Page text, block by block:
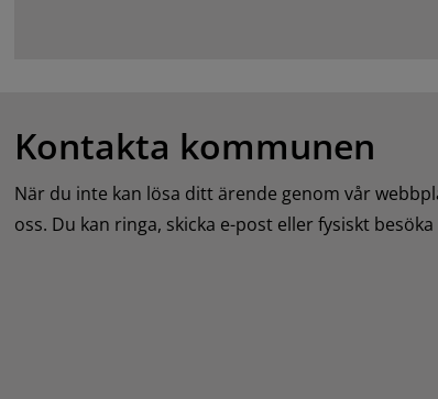
Kontakta kommunen
När du inte kan lösa ditt ärende genom vår
oss. Du kan ringa, skicka e-post eller fysiskt besöka